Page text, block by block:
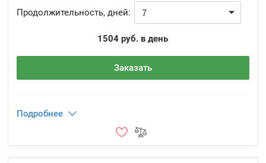
Продолжительность, дней:
1504 руб. в день
Заказать
Подробнее